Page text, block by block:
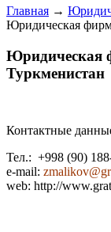
Главная →
Юридическая
Юридическая
Туркменистан
Контактные
Тел.: +998 (90)
e-mail:
web: http://